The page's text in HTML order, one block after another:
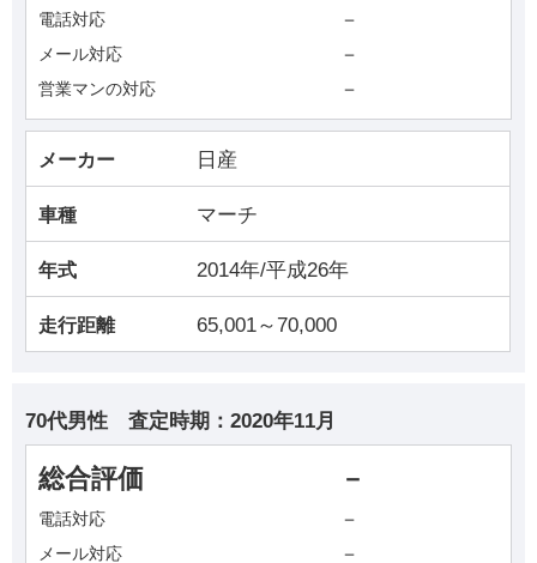
電話対応 －
メール対応 －
営業マンの対応 －
メーカー 日産
車種 マーチ
年式 2014年/平成26年
走行距離 65,001～70,000
70代男性 査定時期： 2020年11月
総合評価 －
電話対応 －
メール対応 －